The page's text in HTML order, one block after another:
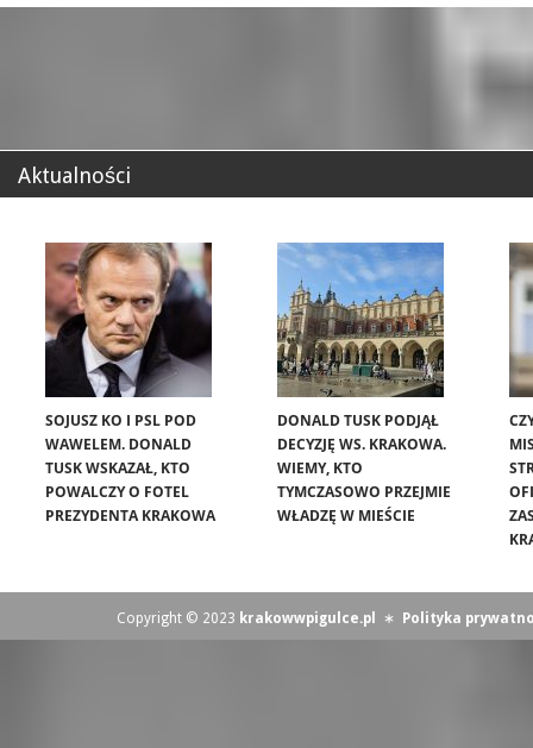
Aktualności
SOJUSZ KO I PSL POD
WAWELEM. DONALD
TUSK WSKAZAŁ, KTO
POWALCZY O FOTEL
PREZYDENTA KRAKOWA
DONALD TUSK PODJĄŁ
DECYZJĘ WS. KRAKOWA.
WIEMY, KTO
TYMCZASOWO PRZEJMIE
WŁADZĘ W MIEŚCIE
Copyright © 2023 krakowwpigulce.pl ∗ Polityka